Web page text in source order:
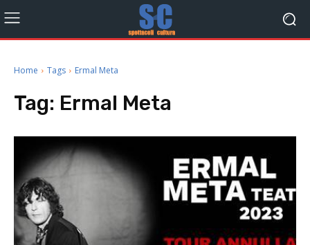
Home Tags Ermal Meta
Tag: Ermal Meta